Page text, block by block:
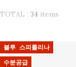
TOTAL : 34 items
블루 스피룰리나
수분공급